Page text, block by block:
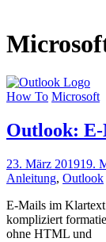
How To Microsoft
Outlook:
23. März 201919.
Anleitung, Outlook
E-Mails im Klartext
kompliziert
ohne HTML und